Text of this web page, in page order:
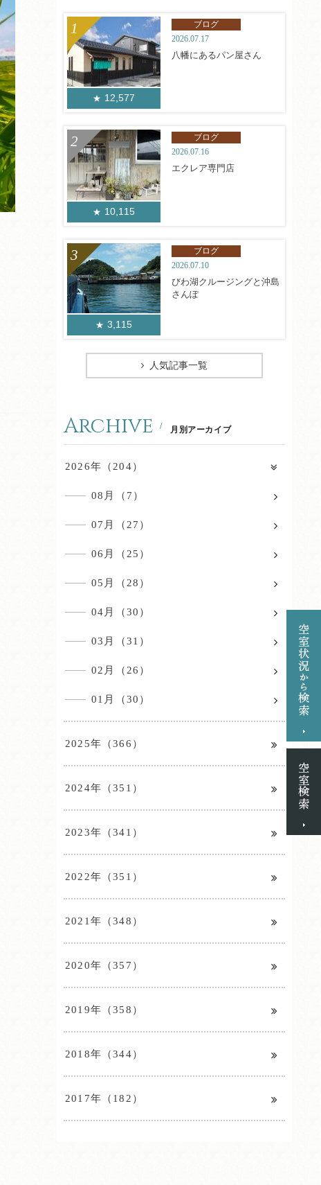
12,577
ブログ
2026.07.17
八幡にあるパン屋さん
10,115
ブログ
2026.07.16
エクレア専門店
3,115
ブログ
2026.07.10
びわ湖クルージングと沖島
さんぽ
人気記事一覧
Archive 月別アーカイブ
2026年（204）
08月（7）
07月（27）
06月（25）
05月（28）
04月（30）
03月（31）
02月（26）
01月（30）
2025年（366）
2024年（351）
2023年（341）
2022年（351）
2021年（348）
2020年（357）
2019年（358）
2018年（344）
2017年（182）